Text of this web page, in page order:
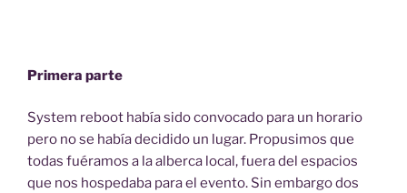
Primera parte
System reboot había sido convocado para un horario
pero no se había decidido un lugar. Propusimos que
todas fuéramos a la alberca local, fuera del espacios
que nos hospedaba para el evento. Sin embargo dos